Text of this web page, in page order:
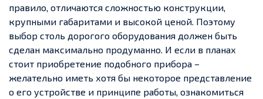
правило, отличаются сложностью конструкции,
крупными габаритами и высокой ценой. Поэтому
выбор столь дорогого оборудования должен быть
сделан максимально продуманно. И если в планах
стоит приобретение подобного прибора –
желательно иметь хотя бы некоторое представление
о его устройстве и принципе работы, ознакомиться